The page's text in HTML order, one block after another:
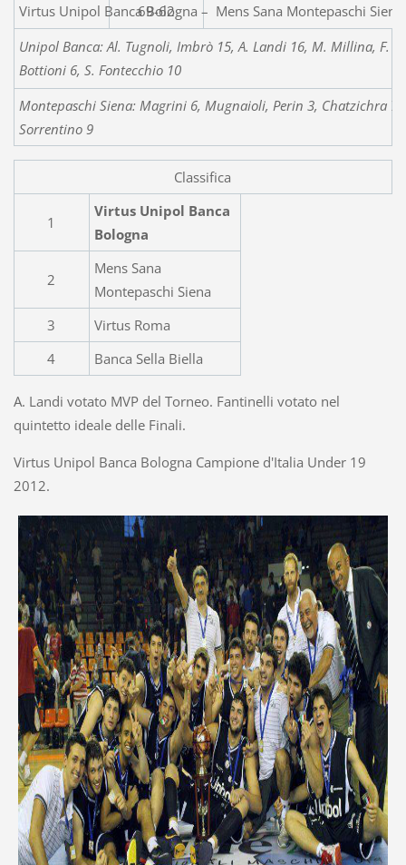
Virtus Unipol Banca Bologna – Mens Sana Montepaschi Siena
69-62
Unipol Banca: Al. Tugnoli, Imbrò 15, A. Landi 16, M. Millina, F.
Bottioni 6, S. Fontecchio 10
Montepaschi Siena: Magrini 6, Mugnaioli, Perin 3, Chatzichra
Sorrentino 9
Classifica
1
Virtus Unipol Banca
Bologna
2
Mens Sana
Montepaschi Siena
3
Virtus Roma
4
Banca Sella Biella
A. Landi votato MVP del Torneo. Fantinelli votato nel
quintetto ideale delle Finali.
Virtus Unipol Banca Bologna Campione d'Italia Under 19
2012.